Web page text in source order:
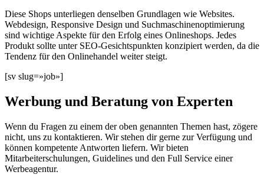
Diese Shops unterliegen denselben Grundlagen wie Websites.
Webdesign, Responsive Design und Suchmaschinenoptimierung
sind wichtige Aspekte für den Erfolg eines Onlineshops. Jedes
Produkt sollte unter SEO-Gesichtspunkten konzipiert werden, da die
Tendenz für den Onlinehandel weiter steigt.
[sv slug=»job»]
Werbung und Beratung von Experten
Wenn du Fragen zu einem der oben genannten Themen hast, zögere
nicht, uns zu kontaktieren. Wir stehen dir gerne zur Verfügung und
können kompetente Antworten liefern. Wir bieten
Mitarbeiterschulungen, Guidelines und den Full Service einer
Werbeagentur.